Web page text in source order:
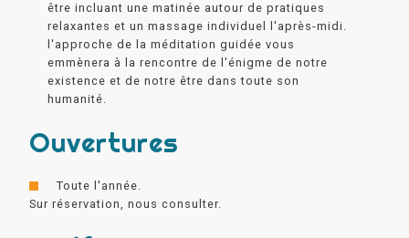
être incluant une matinée autour de pratiques
relaxantes et un massage individuel l'après-midi.
l'approche de la méditation guidée vous
emmènera à la rencontre de l'énigme de notre
existence et de notre être dans toute son
humanité.
Ouvertures
Toute l'année.
Sur réservation, nous consulter.